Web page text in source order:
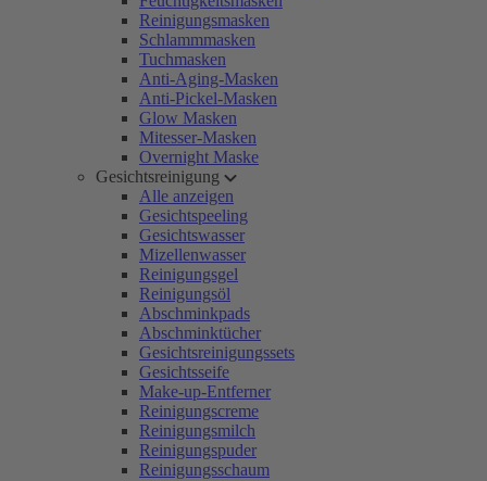
Reinigungsmasken
Schlammmasken
Tuchmasken
Anti-Aging-Masken
Anti-Pickel-Masken
Glow Masken
Mitesser-Masken
Overnight Maske
Gesichtsreinigung
Alle anzeigen
Gesichtspeeling
Gesichtswasser
Mizellenwasser
Reinigungsgel
Reinigungsöl
Abschminkpads
Abschminktücher
Gesichtsreinigungssets
Gesichtsseife
Make-up-Entferner
Reinigungscreme
Reinigungsmilch
Reinigungspuder
Reinigungsschaum